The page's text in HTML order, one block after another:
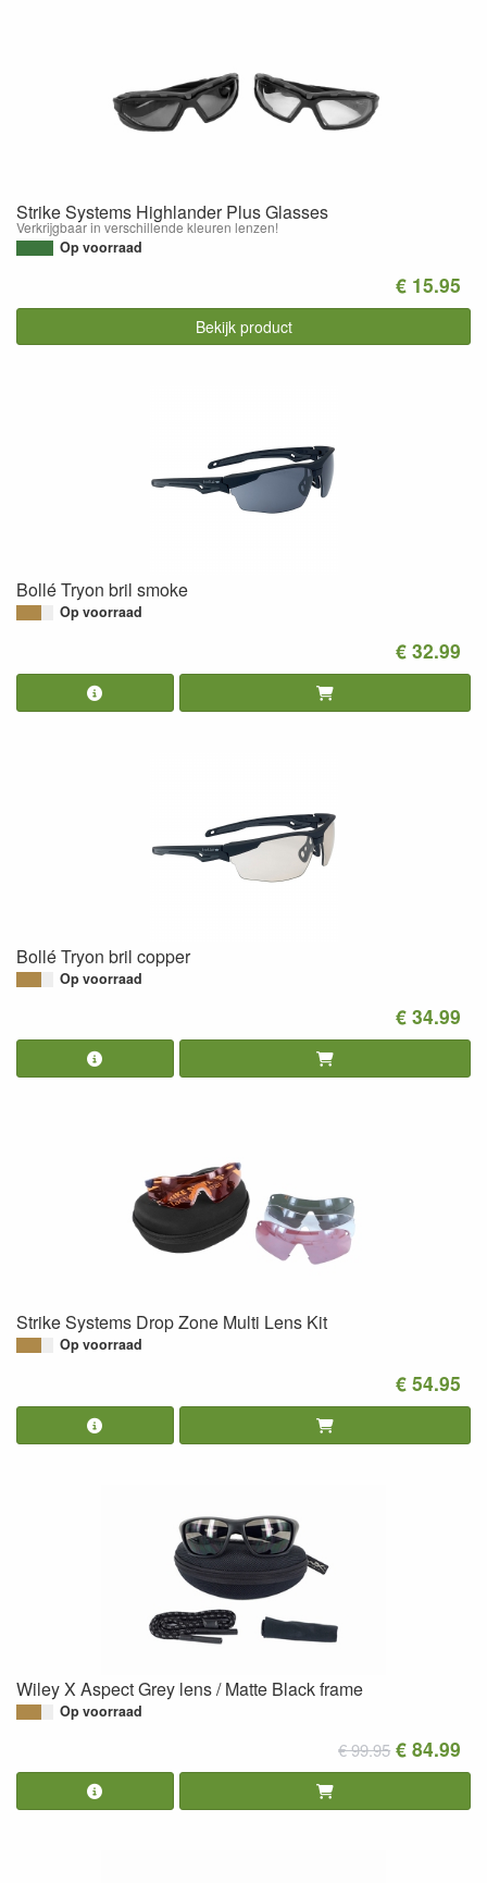
Strike Systems Highlander Plus Glasses
Verkrijgbaar in verschillende kleuren lenzen!
Op voorraad
€ 15.95
Bekijk product
Bollé Tryon bril smoke
Op voorraad
€ 32.99
Bollé Tryon bril copper
Op voorraad
€ 34.99
Strike Systems Drop Zone Multi Lens Kit
Op voorraad
€ 54.95
Wiley X Aspect Grey lens / Matte Black frame
Op voorraad
€ 99.95 € 84.99